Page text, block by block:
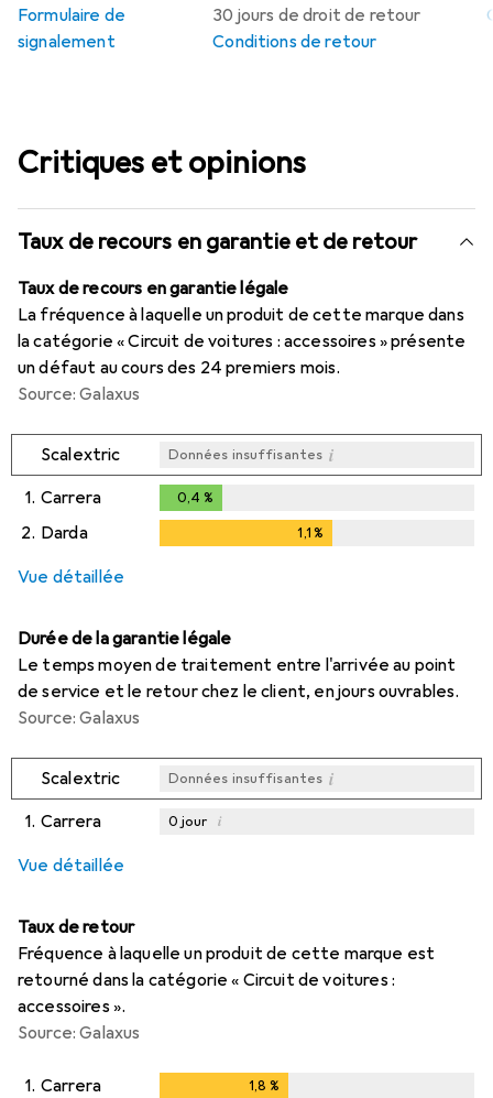
30 jours de droit de retour
Conditions de retour
Formulaire de
signalement
Critiques et opinions
Taux de recours en garantie et de retour
Taux de recours en garantie légale
La fréquence à laquelle un produit de cette marque dans
la catégorie « Circuit de voitures : accessoires » présente
un défaut au cours des 24 premiers mois.
Source: Galaxus
Scalextric Données insuffisantes i
1. Carrera 0,4 %
2. Darda 1,1%
Vue détaillée
Durée de la garantie légale
Le temps moyen de traitement entre l'arrivée au point
de service et le retour chez le client, en jours ouvrables.
Source: Galaxus
Scalextric Données insuffisantes i
1. Carrera 0 jour i
Vue détaillée
Taux de retour
Fréquence à laquelle un produit de cette marque est
retourné dans la catégorie « Circuit de voitures :
accessoires ».
Source: Galaxus
1. Carrera 1,8 %